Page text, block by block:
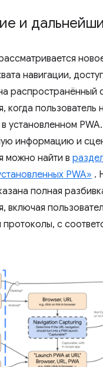
и
навигации,
распространённый
когда пользователь
установленном PWA.
информацию и
можно найти в
PWA» .
полная
включая
протоколы, с